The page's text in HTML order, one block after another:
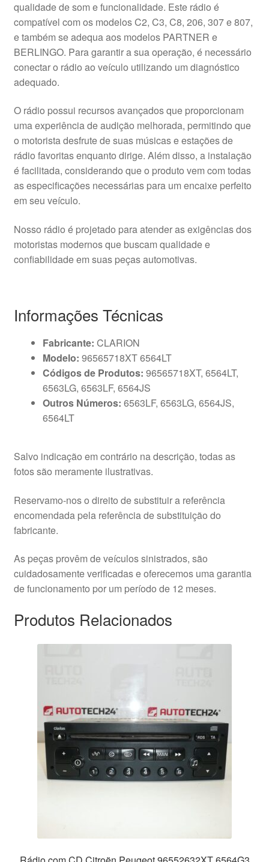
qualidade de som e funcionalidade. Este rádio é
compatível com os modelos C2, C3, C8, 206, 307 e 807,
e também se adequa aos modelos PARTNER e
BERLINGO. Para garantir a sua operação, é necessário
conectar o rádio ao veículo utilizando um diagnóstico
adequado.
O rádio possui recursos avançados que proporcionam
uma experiência de audição melhorada, permitindo que
o motorista desfrute de suas músicas e estações de
rádio favoritas enquanto dirige. Além disso, a instalação
é facilitada, considerando que o produto vem com todas
as especificações necessárias para um encaixe perfeito
em seu veículo.
Nosso rádio é projetado para atender as exigências dos
motoristas modernos que buscam qualidade e
confiabilidade em suas peças automotivas.
Informações Técnicas
Fabricante: CLARION
Modelo: 96565718XT 6564LT
Códigos de Produtos: 96565718XT, 6564LT,
6563LG, 6563LF, 6564JS
Outros Números: 6563LF, 6563LG, 6564JS,
6564LT
Salvo indicação em contrário na descrição, todas as
fotos são meramente ilustrativas.
Reservamo-nos o direito de substituir a referência
encomendada pela referência de substituição do
fabricante.
As peças provêm de veículos sinistrados, são
cuidadosamente verificadas e oferecemos uma garantia
de funcionamento por um período de 12 meses.
Produtos Relacionados